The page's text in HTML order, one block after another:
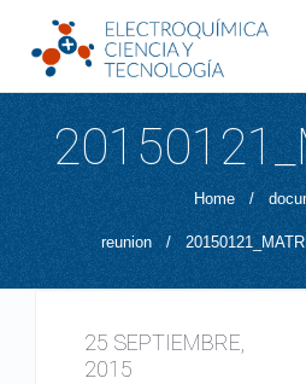
Home /
reunion /
25 SEPTIEMBRE,
2015